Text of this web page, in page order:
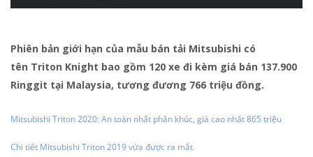
Phiên bản giới hạn của mẫu bán tải Mitsubishi có
tên Triton Knight bao gồm 120 xe đi kèm giá bán 137.900
Ringgit tại Malaysia, tương đương 766 triệu đồng.
Mitsubishi Triton 2020: An toàn nhất phân khúc, giá cao nhất 865 triệu
Chi tiết Mitsubishi Triton 2019 vừa được ra mắt